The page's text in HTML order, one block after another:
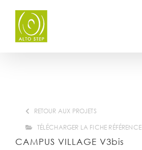
content
RETOUR AUX PROJETS
TÉLÉCHARGER LA FICHE RÉFÉRENCE
CAMPUS VILLAGE V3bis